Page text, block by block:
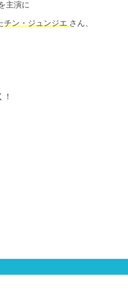
主演に
チン・ジュンジエさん、